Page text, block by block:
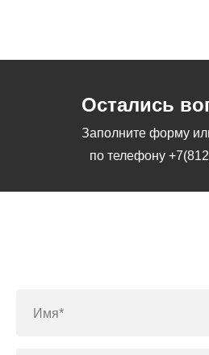
Остались
Заполните форму
по телефону
Имя*